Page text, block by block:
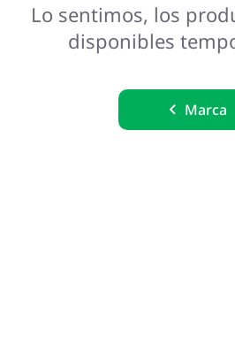
Lo sentimos, los
disponibles
Marca